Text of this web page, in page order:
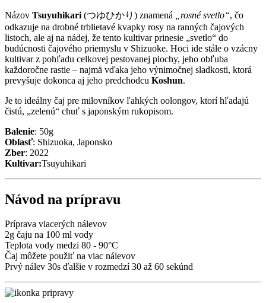
Názov Tsuyuhikari (つゆひかり) znamená „rosné svetlo“, čo
odkazuje na drobné trblietavé kvapky rosy na ranných čajových
listoch, ale aj na nádej, že tento kultivar prinesie „svetlo“ do
budúcnosti čajového priemyslu v Shizuoke. Hoci ide stále o vzácny
kultivar z pohľadu celkovej pestovanej plochy, jeho obľuba
každoročne rastie – najmä vďaka jeho výnimočnej sladkosti, ktorá
prevyšuje dokonca aj jeho predchodcu Koshun.
Je to ideálny čaj pre milovníkov ľahkých oolongov, ktorí hľadajú
čistú, „zelenú“ chuť s japonským rukopisom.
Balenie: 50g
Oblasť: Shizuoka, Japonsko
Zber: 2022
Kultivar:Tsuyuhikari
Návod na prípravu
Príprava viacerých nálevov
2g čaju na 100 ml vody
Teplota vody medzi 80 - 90°C
Čaj môžete použiť na viac nálevov
Prvý nálev 30s ďalšie v rozmedzí 30 až 60 sekúnd